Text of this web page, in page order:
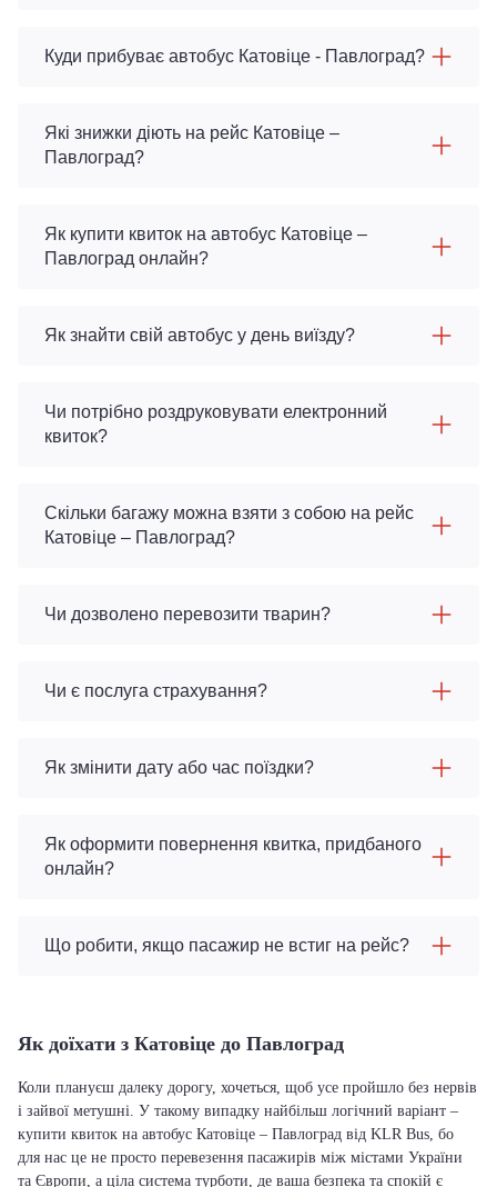
Куди прибуває автобус Катовіце - Павлоград?
Які знижки діють на рейс Катовіце –
Павлоград?
Як купити квиток на автобус Катовіце –
Павлоград онлайн?
Як знайти свій автобус у день виїзду?
Чи потрібно роздруковувати електронний
квиток?
Скільки багажу можна взяти з собою на рейс
Катовіце – Павлоград?
Чи дозволено перевозити тварин?
Чи є послуга страхування?
Як змінити дату або час поїздки?
Як оформити повернення квитка, придбаного
онлайн?
Що робити, якщо пасажир не встиг на рейс?
Як доїхати з Катовіце до Павлоград
Коли плануєш далеку дорогу, хочеться, щоб усе пройшло без нервів
і зайвої метушні. У такому випадку найбільш логічний варіант –
купити квиток на автобус Катовіце – Павлоград від KLR Bus, бо
для нас це не просто перевезення пасажирів між містами України
та Європи, а ціла система турботи, де ваша безпека та спокій є